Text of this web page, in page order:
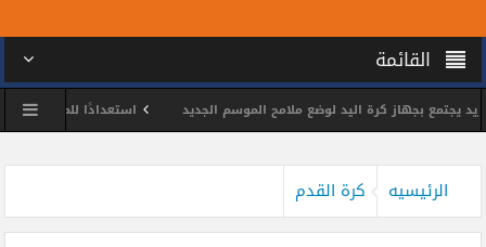
القائمة
بجهاز كرة اليد لوضع ملامح الموسم الجديد
استعدادًا للمونديال.. سبعة
الرئيسيه كرة القدم